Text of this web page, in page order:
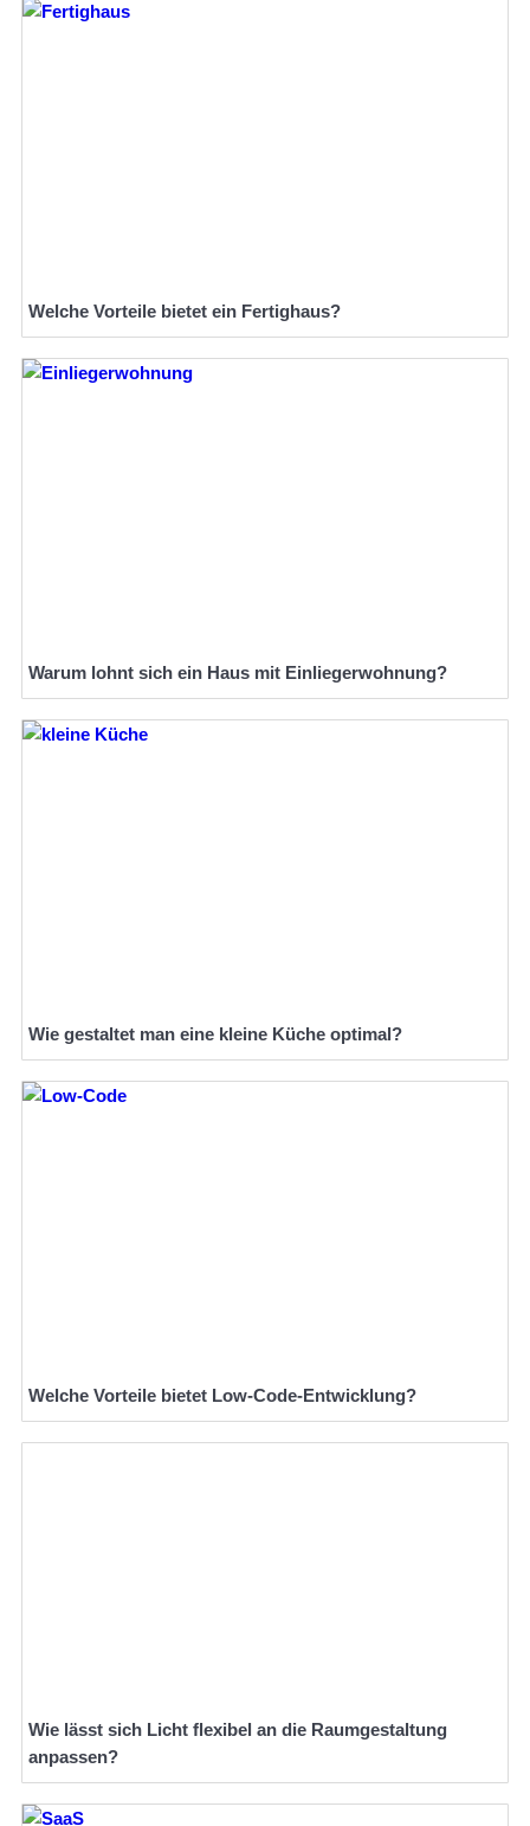
Welche Vorteile bietet ein Fertighaus?
Warum lohnt sich ein Haus mit Einliegerwohnung?
Wie gestaltet man eine kleine Küche optimal?
Welche Vorteile bietet Low-Code-Entwicklung?
Wie lässt sich Licht flexibel an die Raumgestaltung
anpassen?